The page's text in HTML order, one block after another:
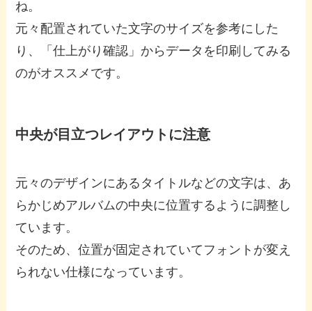
ね。
元々配置されていた文字のサイズを参考にした
り、「仕上がり確認」からデータを印刷してみる
のがオススメです。
中央が目立つレイアウトに注意
元々のデザインにあるタイトルなどの文字は、あ
らかじめアルバムの中央に位置するように調整し
ています。
そのため、位置が固定されていてフォントが変え
られない仕様になっています。